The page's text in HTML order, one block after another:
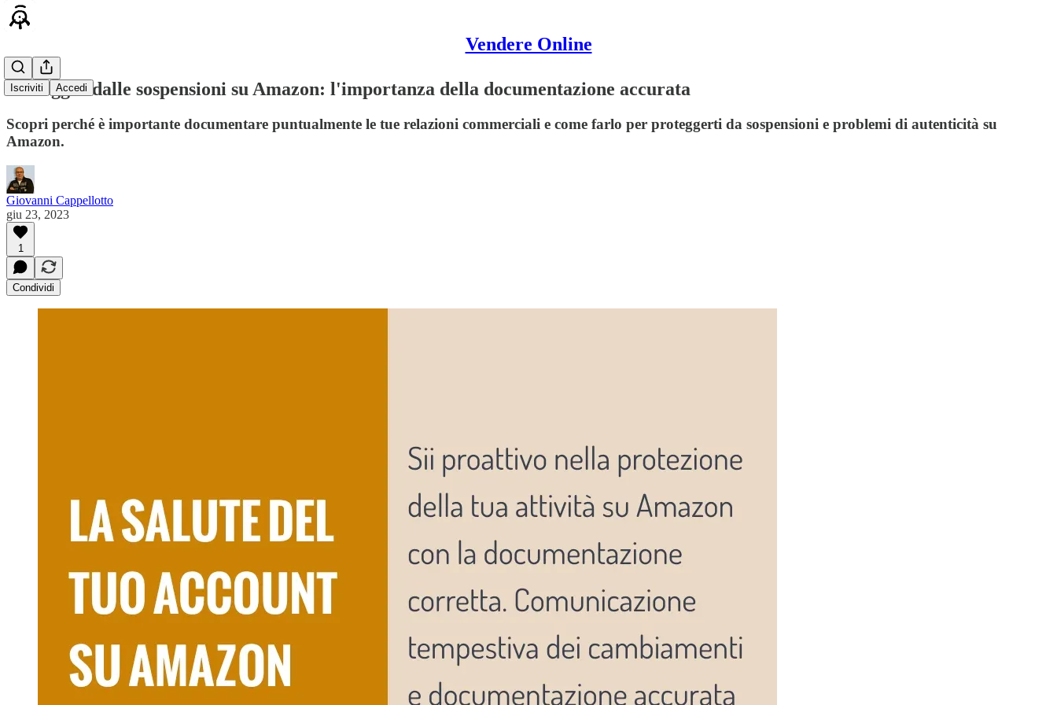
Vendere Online
Iscriviti Accedi
Proteggiti dalle sospensioni su Amazon: l'importanza della documentazione accurata
Scopri perché è importante documentare puntualmente le tue relazioni commerciali e come farlo per proteggerti da sospensioni e problemi di autenticità su
Amazon.
Giovanni Cappellotto
giu 23, 2023
1
Condividi